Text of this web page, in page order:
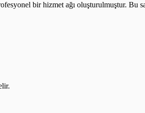
bir hizmet ağı oluşturulmuştur. Bu